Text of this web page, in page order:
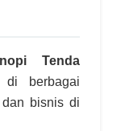
Tenda
di berbagai
bisnis di